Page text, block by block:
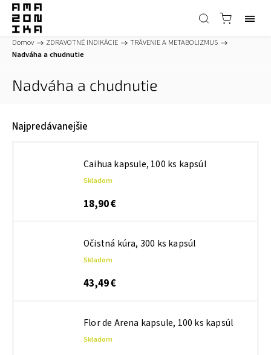
Domov / ZDRAVOTNÉ INDIKÁCIE / TRÁVENIE A METABOLIZMUS /
Nadváha a chudnutie
Nadváha a chudnutie
Najpredávanejšie
Caihua kapsule, 100 ks kapsúl
Skladom
18,90 €
Očistná kúra, 300 ks kapsúl
Skladom
43,49 €
Flor de Arena kapsule, 100 ks kapsúl
Skladom